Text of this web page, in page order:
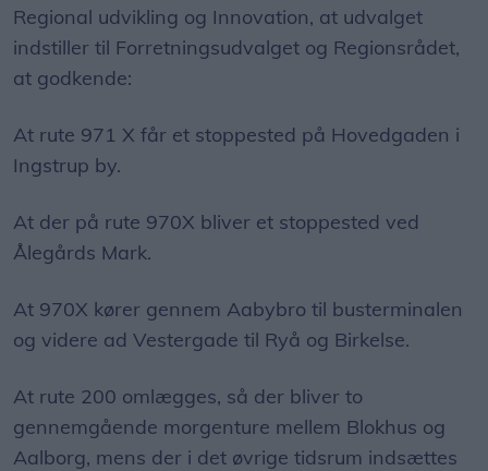
Regional udvikling og Innovation, at udvalget
indstiller til Forretningsudvalget og Regionsrådet,
at godkende:
At rute 971 X får et stoppested på Hovedgaden i
Ingstrup by.
At der på rute 970X bliver et stoppested ved
Ålegårds Mark.
At 970X kører gennem Aabybro til busterminalen
og videre ad Vestergade til Ryå og Birkelse.
At rute 200 omlægges, så der bliver to
gennemgående morgenture mellem Blokhus og
Aalborg, mens der i det øvrige tidsrum indsættes